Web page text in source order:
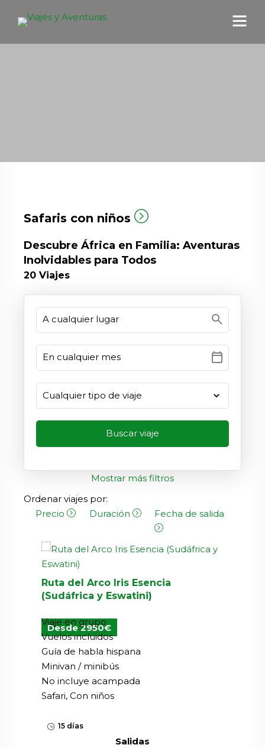
Safaris con niños
Descubre África en Familia: Aventuras
Inolvidables para Todos
20 Viajes
search
calendar_today
Mostrar más filtros
Ordenar viajes por:
Precio
Duración Fecha de salida
Desde 2950€
Ruta del Arco Iris Esencia
(Sudáfrica y Eswatini)
Viaje en grupo
Vuelos incluidos
Guía de habla hispana
Minivan / minibús
No incluye acampada
Safari, Con niños
15 días
Salidas